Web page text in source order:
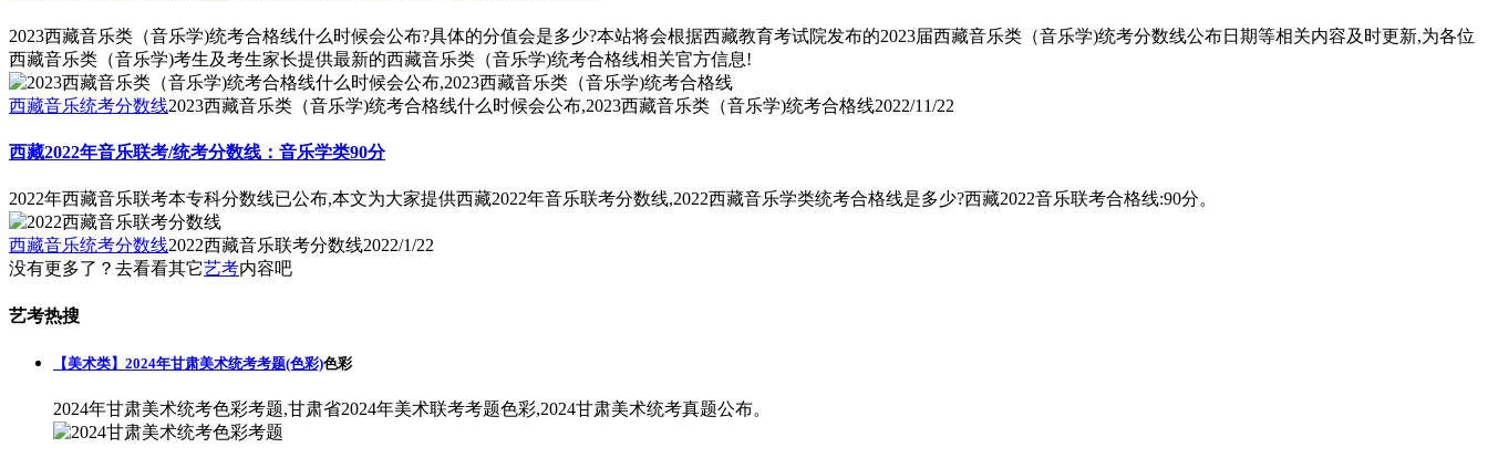
2023西藏音乐类（音乐学)统考合格线什么时候会公布?具体的分值会是多少?本站将会根据西藏教育考试院发布的2023届西藏音乐类（音乐学)统考分数线公布日期等相关内容及时更新,为各位
西藏音乐类（音乐学)考生及考生家长提供最新的西藏音乐类（音乐学)统考合格线相关官方信息!
西藏音乐统考分数线2023西藏音乐类（音乐学)统考合格线什么时候会公布,2023西藏音乐类（音乐学)统考合格线2022/11/22
西藏2022年音乐联考/统考分数线：音乐学类90分
2022年西藏音乐联考本专科分数线已公布,本文为大家提供西藏2022年音乐联考分数线,2022西藏音乐学类统考合格线是多少?西藏2022音乐联考合格线:90分。
西藏音乐统考分数线2022西藏音乐联考分数线2022/1/22
没有更多了？去看看其它艺考内容吧
艺考热搜
【美术类】2024年甘肃美术统考考题(色彩)色彩
2024年甘肃美术统考色彩考题,甘肃省2024年美术联考考题色彩,2024甘肃美术统考真题公布。